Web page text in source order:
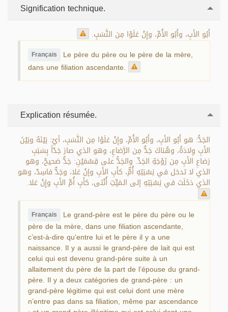
Signification technique.
أَبُو الأَبِ، وأَبُو الأُمِّ، وإِنْ عَلَوْا مِن النَّسَبِ.
Français
Le père du père ou le père de la mère,
dans une filiation ascendante.
Explication résumée.
الجَدُّ: هو أَبُو الأَبِ، وأَبُو الأُمِّ، وإِنْ عَلَوْا مِن النَّسَبِ، أيْ: بَيْنَهُ وبَيْنَ
الأَبِ وِلادَةُ، وهُناكَ جَدٌّ مِن الرَّضاعِ، وهو الذي صارَ جَدّاً بِسَبَبِ
رَضاعِ الأَبِ مِن زَوْجَةِ الجَدِّ. والجَدُّ على قِسْمَيْنِ: جَدٌّ صَحيحٌ، وهو
الذي لا تدخل في نِسْبَتِهِ أُمٌّ، كأَبِ الأَبِ وإنْ عَلا، وجَدٌّ فاسِدٌ، وهو
الذي دَخَلَت في نِسْبَتِهِ إلى الـمَيِّتِ أُنْثى، كأَبِ أُمِّ الأَبِ وإِنْ عَلا.
Français
Le grand-père est le père du père ou le
père de la mère, dans une filiation ascendante,
c’est-à-dire qu'entre lui et le père il y a une
naissance. Il y a aussi le grand-père de lait qui est
celui qui est devenu grand-père suite à un
allaitement du père de la part de l’épouse du grand-
père. Il y a deux catégories de grand-père : un
grand-père légitime qui est celui dont une mère
n’entre pas dans sa filiation, même par ascendance